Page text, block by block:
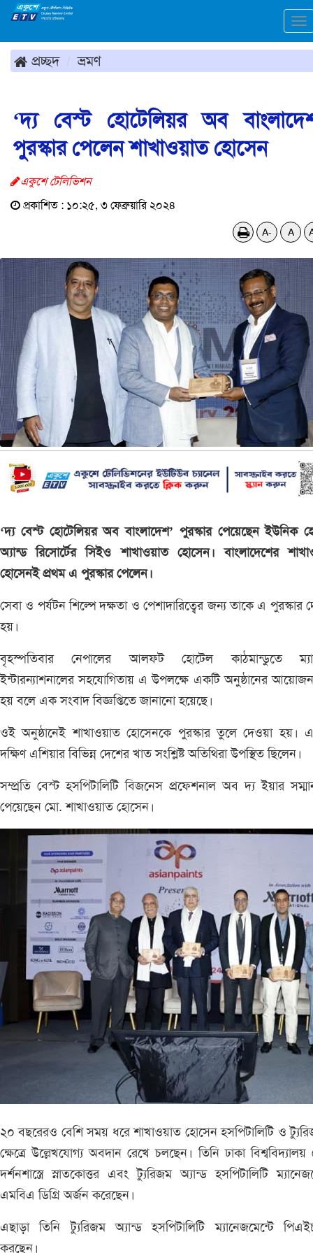
প্রচ্ছদ ভ্রমণ
‘দ্য বেস্ট হোটেলিয়র অব
পুরস্কার পেলেন শাখাওয়াত হোসেন
একুশে টেলিভিশন
প্রকাশিত : ১০:২৫, ৩ ফেব্রুয়ারি ২০২৪
A- A
‘দ্য বেস্ট হোটেলিয়র অব বাংলাদেশ’ পুরস্কার পেয়েছেন ইউনিক
অ্যান্ড রিসোর্টের সিইও শাখাওয়াত হোসেন। বাংলাদেশের
হোসেনই প্রথম এ পুরস্কার পেলেন।
সেবা ও পর্যটন শিল্পে দক্ষতা ও পেশাদারিত্বের জন্য তাকে এ পুরস্কার
হয়।
বৃহস্পতিবার নেপালের আলফ্ট হোটেল কাঠমান্ডুতে
ইন্টারন্যাশনালের সহযোগিতায় এ উপলক্ষে একটি অনুষ্ঠানের
হয় বলে এক সংবাদ বিজ্ঞপ্তিতে জানানো হয়েছে।
ওই অনুষ্ঠানেই শাখাওয়াত হোসেনকে পুরস্কার তুলে দেওয়া হয়।
দক্ষিণ এশিয়ার বিভিন্ন দেশের খাত সংশ্লিষ্ট অতিথিরা উপস্থিত ছিলেন।
সম্প্রতি বেস্ট হসপিটালিটি বিজনেস প্রফেশনাল অব দ্য ইয়ার
পেয়েছেন মো. শাখাওয়াত হোসেন।
২০ বছরেরও বেশি সময় ধরে শাখাওয়াত হোসেন হসপিটালিটি ও
ক্ষেত্রে উল্লেখযোগ্য অবদান রেখে চলছেন। তিনি ঢাকা বিশ্ববিদ্যালয়
দর্শনশাস্ত্রে স্নাতকোত্তর এবং ট্যুরিজম অ্যান্ড হসপিটালিটি
এমবিএ ডিগ্রি অর্জন করেছেন।
এছাড়া তিনি ট্যুরিজম অ্যান্ড হসপিটালিটি ম্যানেজমেন্টে
করছেন।